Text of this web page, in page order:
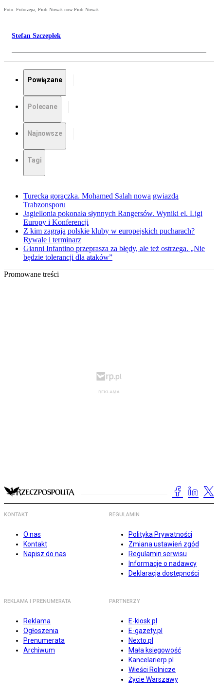
Foto: Fotorzepa, Piotr Nowak now Piotr Nowak
Stefan Szczepłek
Powiązane
Polecane
Najnowsze
Tagi
Turecka gorączka. Mohamed Salah nową gwiazdą
Trabzonsporu
Jagiellonia pokonała słynnych Rangersów. Wyniki el. Ligi
Europy i Konferencji
Z kim zagrają polskie kluby w europejskich pucharach?
Rywale i terminarz
Gianni Infantino przeprasza za błędy, ale też ostrzega. „Nie
będzie tolerancji dla ataków”
Promowane treści
KONTAKT
O nas
Kontakt
Napisz do nas
REGULAMIN
Polityka Prywatności
Zmiana ustawień zgód
Regulamin serwisu
Informacje o nadawcy
Deklaracja dostępności
REKLAMA I PRENUMERATA
Reklama
Ogłoszenia
Prenumerata
Archiwum
PARTNERZY
E-kiosk.pl
E-gazety.pl
Nexto.pl
Mała księgowość
Kancelarierp.pl
Wieści Rolnicze
Życie Warszawy